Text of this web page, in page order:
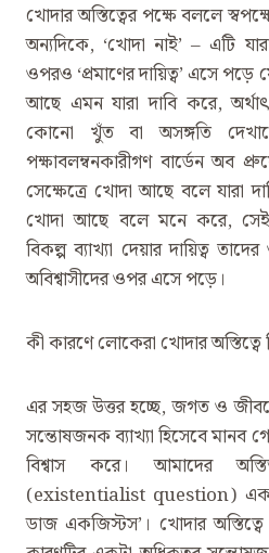
খোদার অস্তিত্বের পক্ষে বললে
অন্যদিকে, ‌‘খোদা নাই’ – এটি
ওপরও ‌‘প্রমাণের দায়িত্ব’ এসে
আছে এমন যারা দাবি করে,
কোনো খুঁত বা অসঙ্গতি
পক্ষাবলম্বনকারীগণ বার্ডেন অব
সেক্ষেত্রে খোদা আছে বলে যারা
খোদা আছে বলে মনে করে,
বিকল্প ব্যাখ্যা দেয়ার দায়িত্ব
অবিশ্বাসীদের ওপর এসে পড়ে।
কী কারণে লোকেরা খোদার অস্তিত্বে
এর সহজ উত্তর হচ্ছে, জগত ও
সন্তোষজনক ব্যাখ্যা হিসেবে মানব
বিশ্বাস করে। আমাদের
(existentialist question)
ডাজ একজিস্টস’। খোদার অস্তিত্বে